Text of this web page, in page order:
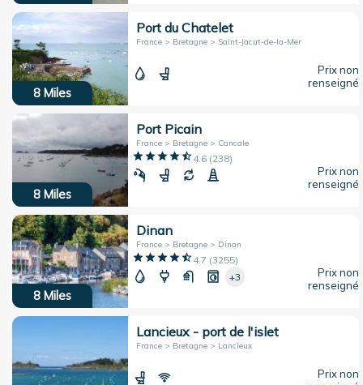
8 Miles
Port du Chatelet
France > Bretagne > Saint-Jacut-de-la-Mer
Prix non
renseigné
8 Miles
Port Picain
France > Bretagne > Cancale
4.6(238)
Prix non
renseigné
8 Miles
Dinan
France > Bretagne > Dinan
4.7 (3255)
+3
Prix non
renseigné
Lancieux - port de l'islet
France > Bretagne > Lancieux
Prix non